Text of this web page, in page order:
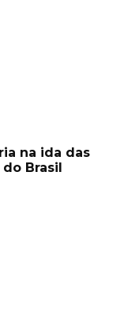
na ida das
Brasil